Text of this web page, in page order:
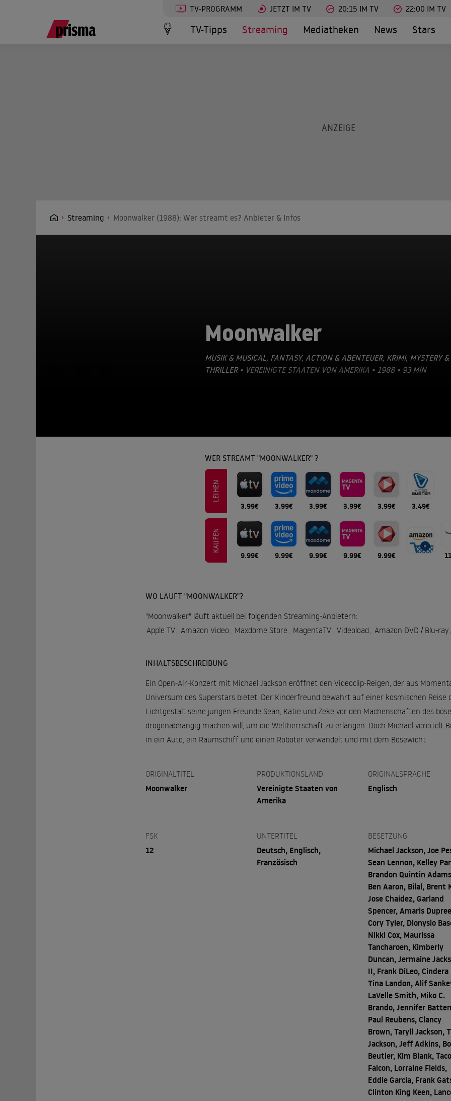
TV-PROGRAMM JETZT IM TV 20:15 IM TV 22:00 IM TV
TV-Tipps Streaming Mediatheken News Stars
Streaming Moonwalker (1988): Wer streamt es? Anbieter & Infos
Moonwalker
MUSIK & MUSICAL, FANTASY, ACTION & ABENTEUER, KRIMI, MYSTERY &
THRILLER• VEREINIGTE STAATEN VON AMERIKA • 1988 • 93 MIN
WER STREAMT "MOONWALKER" ?
LEIHEN
3.99€ 3.99€ 3.99€ 3.99€ 3.99€ 3.49€
KAUFEN
9.99€ 9.99€ 9.99€ 9.99€ 9.99€
WO LÄUFT "MOONWALKER"?
"Moonwalker" läuft aktuell bei folgenden Streaming-Anbietern:
Apple TV, Amazon Video , Maxdome Store , MagentaTV, Videoload , Amazon DVD / Blu-ray,
INHALTSBESCHREIBUNG
Ein Open-Air-Konzert mit Michael Jackson eröffnet den Videoclip-Reigen, der aus
Universum des Superstars bietet. Der Kinderfreund bewahrt auf einer kosmischen
Lichtgestalt seine jungen Freunde Sean, Katie und Zeke vor den Machenschaften des
drogenabhängig machen will, um die Weltherrschaft zu erlangen. Doch Michael vereitelt
in ein Auto, ein Raumschiff und einen Roboter verwandelt und mit dem Bösewicht
ORIGINALTITEL
Moonwalker
PRODUKTIONSLAND
Vereinigte Staaten von
Amerika
ORIGINALSPRACHE
Englisch
FSK
12
UNTERTITEL
Deutsch, Englisch,
Französisch
BESETZUNG
Michael Jackson, Joe
Sean Lennon, Kelley
Brandon Quintin
Ben Aaron, Bilal, Brent
Jose Chaidez, Garland
Spencer, Amaris
Cory Tyler, Dionysio
Nikki Cox, Maurissa
Tancharoen, Kimberly
Duncan, Jermaine
II, Frank DiLeo, Cindera
Tina Landon, Alif
LaVelle Smith, Miko C.
Brando, Jennifer
Paul Reubens, Clancy
Brown, Taryll Jackson,
Jackson, Jeff Adkins,
Beutler, Kim Blank, Taco
Falcon, Lorraine Fields,
Eddie Garcia, Frank
Clinton King Keen,